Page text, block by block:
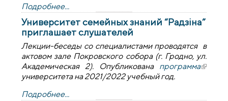
Подробнее...
Университет семейных знаний “Радзіна”
приглашает слушателей
Лекции-беседы со специалистами проводятся в
актовом зале Покровского собора (г. Гродно, ул.
Академическая 2). Опубликована программа
университета на 2021/2022 учебный год.
Подробнее...